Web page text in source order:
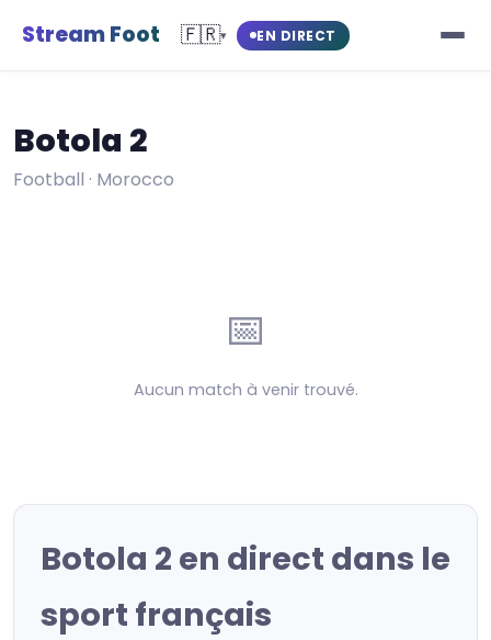
Stream Foot 🇫🇷▾ EN DIRECT
Botola 2
Football · Morocco
📅
Aucun match à venir trouvé.
Botola 2 en direct dans le
sport français